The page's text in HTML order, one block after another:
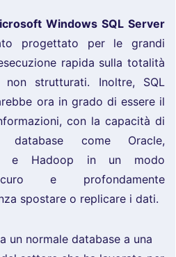
Windows SQL Server
progettato per le grandi
rapida sulla totalità
strutturati. Inoltre, SQL
ora in grado di essere il
con la capacità di
database come Oracle,
e Hadoop in un modo
e profondamente
spostare o replicare i dati.
un normale database a una